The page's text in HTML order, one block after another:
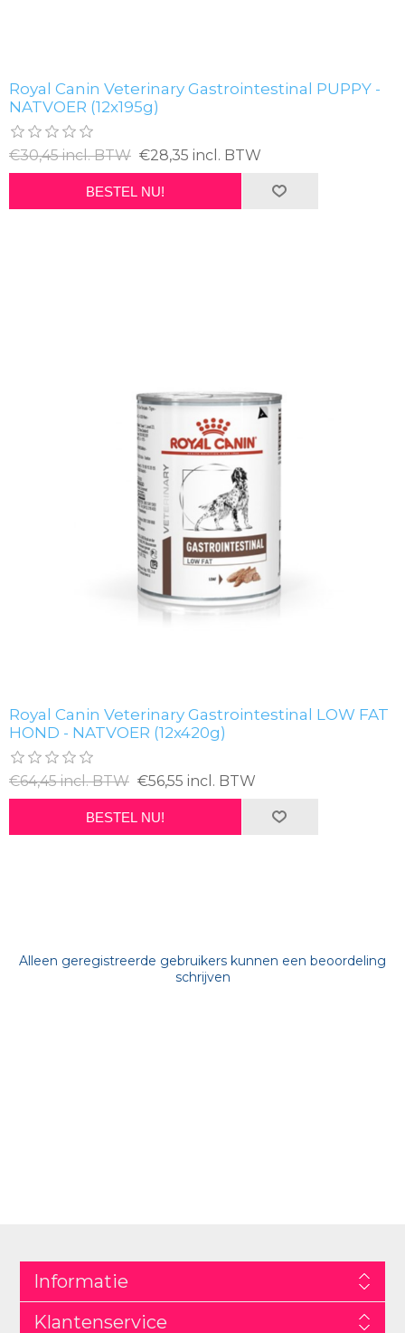
Royal Canin Veterinary Gastrointestinal PUPPY -
NATVOER (12x195g)
€30,45 incl. BTW €28,35 incl. BTW
BESTEL NU!
Royal Canin Veterinary Gastrointestinal LOW FAT
HOND - NATVOER (12x420g)
€64,45 incl. BTW €56,55 incl. BTW
BESTEL NU!
Alleen geregistreerde gebruikers kunnen een beoordeling
schrijven
Informatie
Klantenservice